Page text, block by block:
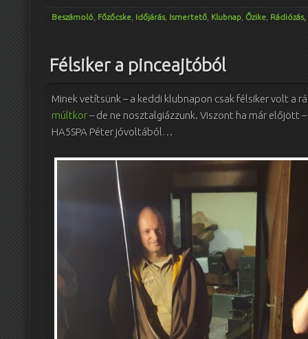
Beszámoló Főzőcske Időjárás, Ismertető Klubnap Őzike
Félsiker a pinceajtóból
Minek vetítsünk – a keddi klubnapon csak félsiker volt a
múltkor– de ne nosztalgiázzunk. Viszont ha már előjött
HA5SPA Péter jóvoltából…